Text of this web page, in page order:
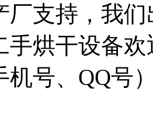
厂支持，我
手烘干设备
机号、QQ号